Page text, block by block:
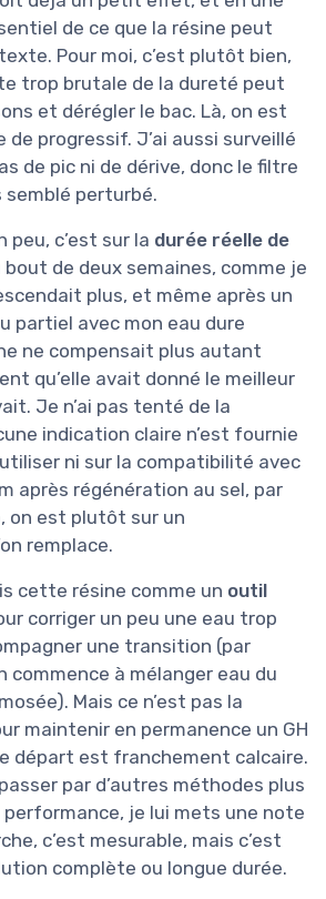
de ce que la résine peut
Pour moi, c’est plutôt bien,
trop brutale de la dureté peut
et dérégler le bac. Là, on est
de progressif. J’ai aussi surveillé
de pic ni de dérive, donc le filtre
semblé perturbé.
peu, c’est sur la durée réelle de
bout de deux semaines, comme je
plus, et même après un
partiel avec mon eau dure
ne compensait plus autant
qu’elle avait donné le meilleur
Je n’ai pas tenté de la
indication claire n’est fournie
ni sur la compatibilité avec
après régénération au sel, par
on est plutôt sur un
remplace.
cette résine comme un outil
corriger un peu une eau trop
une transition (par
commence à mélanger eau du
Mais ce n’est pas la
maintenir en permanence un GH
départ est franchement calcaire.
par d’autres méthodes plus
performance, je lui mets une note
c’est mesurable, mais c’est
complète ou longue durée.